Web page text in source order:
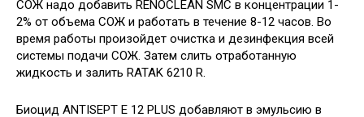
СОЖ надо добавить RENOCLEAN SMC в концентрации 1-
2% от объема СОЖ и работать в течение 8-12 часов. Во
время работы произойдет очистка и дезинфекция всей
системы подачи СОЖ. Затем слить отработанную
жидкость и залить RATAK 6210 R.
Биоцид ANTISEPT E 12 PLUS добавляют в эмульсию в